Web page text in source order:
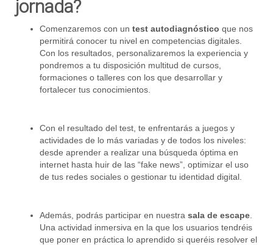
jornada?
Comenzaremos con un test autodiagnóstico que nos
permitirá conocer tu nivel en competencias digitales.
Con los resultados, personalizaremos la experiencia y
pondremos a tu disposición multitud de cursos,
formaciones o talleres con los que desarrollar y
fortalecer tus conocimientos.
Con el resultado del test, te enfrentarás a juegos y
actividades de lo más variadas y de todos los niveles:
desde aprender a realizar una búsqueda óptima en
internet hasta huir de las “fake news”, optimizar el uso
de tus redes sociales o gestionar tu identidad digital.
Además, podrás participar en nuestra sala de escape
Una actividad inmersiva en la que los usuarios tendréis
que poner en práctica lo aprendido si queréis resolver el